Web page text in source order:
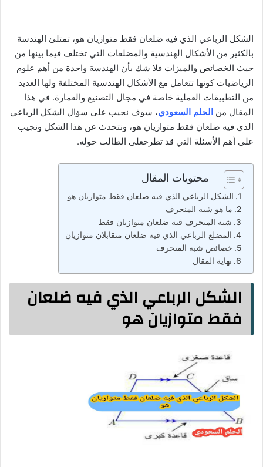
الشكل الرباعي الذي فيه ضلعان فقط متوازيان هو، تمتلئ الهندسة
بالكثير من الأشكال الهندسية والمضلعات التي تختلف فيما بينها من
حيث الخصائص والميزات فلا شك بأن الهندسة واحدة من أهم علوم
الرياضيات كونها تتعامل مع الأشكال الهندسية المختلفة ولها العديد
من التطبيقات العملية خاصة في مجال التصنيع والعمارة. في هذا
المقال من الحلم السعودي، سوف نجيب على سؤال الشكل الرباعي
الذي فيه ضلعان فقط متوازيان هو، ونتحدث عن هذا الشكل ونجيب
على أهم الأسئلة التي قد تطرحعلى الطالب حوله.
محتويات المقال
الشكل الرباعي الذي فيه ضلعان فقط متوازيان هو
ما هو شبه المنحرف
شبه المنحرف فيه ضلعان متوازیان فقط
المضلع الرباعي الذي فيه ضلعان متقابلان متوازیان
خصائص شبه المنحرف
نهاية المقال
الشكل الرباعي الذي فيه ضلعان
فقط متوازيان هو